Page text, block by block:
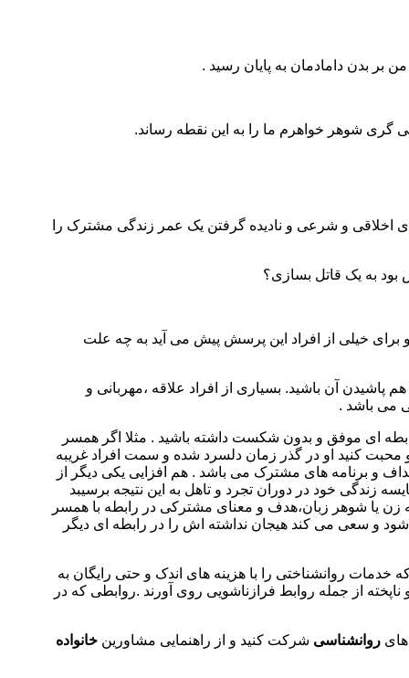
بر بدن دامادمان به پایان رسید .
گری شوهر خواهرم ما را به این نقطه رساند.
اخلاقی و شرعی و نادیده گرفتن یک عمر زندگی مشترک را
بود به یک قاتل بسازی؟
برای خیلی از افراد این پرسش پیش می آید به چه علت
آن باشید. بسیاری از افراد علاقه ،مهربانی و
می باشد .
تا رابطه ای موفق و بدون شکست داشته باشید . مثلا اگر همسر
محبت کنید او در گذر زمان دلسرد شده و سمت افراد غریبه
و برنامه های مشترک می باشد . هم افزایی یکی دیگر از
خود در دوران تجرد و تاهل به این نتیجه برسیبد
یا شوهر زبان،هدف و معنای مشترکی در رابطه با همسر
و سعی می کند هیجان نداشته اش را در رابطه ای دیگر
روانشناختی را با هزینه های اندک و حتی رایگان به
از جمله روابط فرازناشویی روی آورند .روابطی که در
روانشناسی شرکت کنید و از راهنمایی مشاورین خانواده